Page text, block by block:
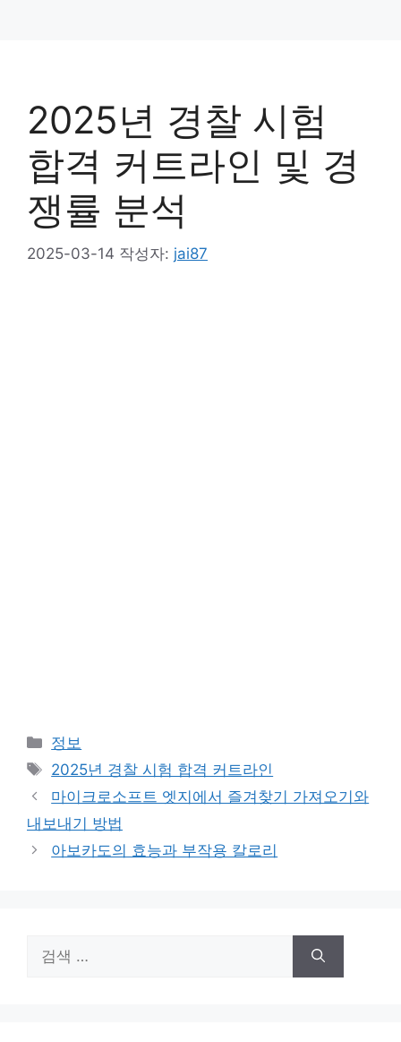
2025년 경찰 시험
합격 커트라인 및 경
쟁률 분석
2025-03-14 작성자: jai87
카
테
리
정보
태
그
2025년 경찰 시험 합격 커트라인
마이크로소프트 엣지에서 즐겨찾기 가져오기와
내보내기 방법
아보카도의 효능과 부작용 칼로리
색: